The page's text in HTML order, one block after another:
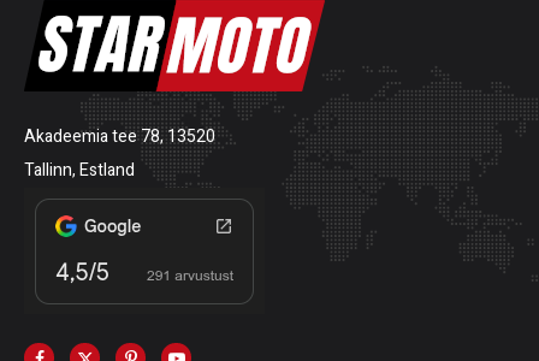
Akadeemia tee 78, 13520
Tallinn, Estland